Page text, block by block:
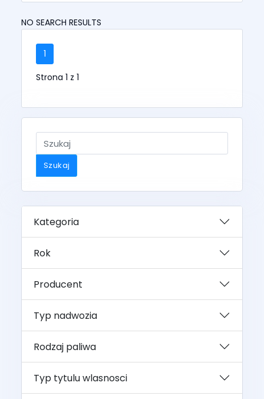
NO SEARCH RESULTS
1
Strona 1 z 1
Szukaj
Kategoria
Rok
Producent
Typ nadwozia
Rodzaj paliwa
Typ tytulu wlasnosci